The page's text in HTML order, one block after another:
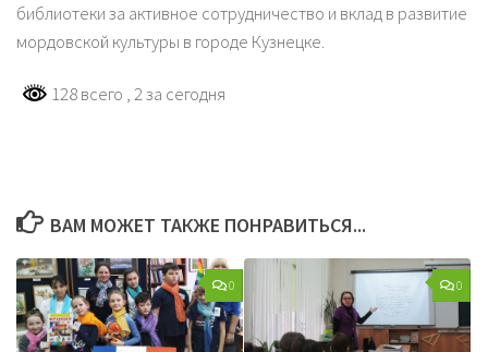
библиотеки за активное сотрудничество и вклад в развитие
мордовской культуры в городе Кузнецке.
128 всего , 2 за сегодня
ВАМ МОЖЕТ ТАКЖЕ ПОНРАВИТЬСЯ...
0 0